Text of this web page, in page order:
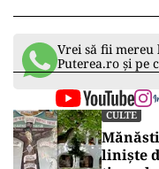
Vrei să fii mereu
Puterea.ro și pe
CULTE
liniște